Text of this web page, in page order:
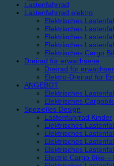
Lastenfahrrad
Lastenfahrrad elektro
Elektrisches
Elektrisches
Elektrisches
Elektrisches
Elektrisches Cargo
Dreirad für erwachsene
Dreirad für
Elektro-Dreirad für
ANGEBOT
Elektrisches
Elektrisches
Spezielles Design
Lastenfahrrad Kinder
Elektrisches
Elektrisches
Elektrisches
Elektrisches
Electric Cargo Bike